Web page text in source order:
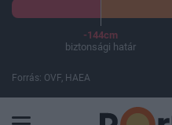
-144cm
biztonsági határ
Forrás: OVF, HAEA